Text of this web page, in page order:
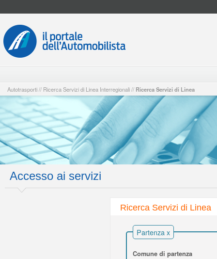
Autotrasporti// Ricerca Servizi di Linea Interregionali// Ricerca Servizi di Linea
Accesso ai servizi
Ricerca Servizi di Linea
Partenza x
Comune di partenza